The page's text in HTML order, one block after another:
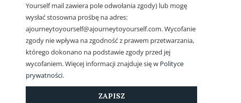
Yourself mail zawiera pole odwołania zgody) lub mogę
wysłać stosowna prośbę na adres:
ajourneytoyourself@ajourneytoyourself.com. Wycofanie
zgody nie wpływa na zgodność z prawem przetwarzania,
którego dokonano na podstawie zgody przed jej
wycofaniem. Więcej informacji znajduje się w Polityce
prywatności.